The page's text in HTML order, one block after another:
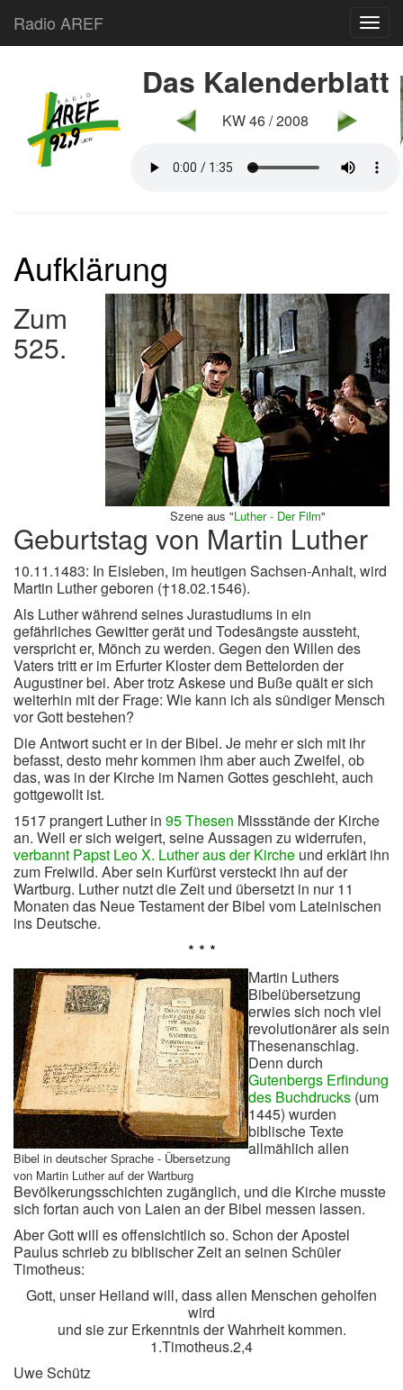
Radio AREF
Das Kalenderblatt
KW 46 / 2008
Aufklärung
Szene aus "Luther - Der Film"
Zum
525.
Geburtstag von Martin Luther
10.11.1483: In Eisleben, im heutigen Sachsen-Anhalt, wird
Martin Luther geboren (†18.02.1546).
Als Luther während seines Jurastudiums in ein
gefährliches Gewitter gerät und Todesängste aussteht,
verspricht er, Mönch zu werden. Gegen den Willen des
Vaters tritt er im Erfurter Kloster dem Bettelorden der
Augustiner bei. Aber trotz Askese und Buße quält er sich
weiterhin mit der Frage: Wie kann ich als sündiger Mensch
vor Gott bestehen?
Die Antwort sucht er in der Bibel. Je mehr er sich mit ihr
befasst, desto mehr kommen ihm aber auch Zweifel, ob
das, was in der Kirche im Namen Gottes geschieht, auch
gottgewollt ist.
1517 prangert Luther in 95 Thesen Missstände der Kirche
an. Weil er sich weigert, seine Aussagen zu widerrufen,
verbannt Papst Leo X. Luther aus der Kirche und erklärt ihn
zum Freiwild. Aber sein Kurfürst versteckt ihn auf der
Wartburg. Luther nutzt die Zeit und übersetzt in nur 11
Monaten das Neue Testament der Bibel vom Lateinischen
ins Deutsche.
* * *
Bibel in deutscher Sprache - Übersetzung
von Martin Luther auf der Wartburg
Martin Luthers
Bibelübersetzung
erwies sich noch viel
revolutionärer als sein
Thesenanschlag.
Denn durch
Gutenbergs Erfindung
des Buchdrucks (um
1445) wurden
biblische Texte
allmählich allen
Bevölkerungsschichten zugänglich, und die Kirche musste
sich fortan auch von Laien an der Bibel messen lassen.
Aber Gott will es offensichtlich so. Schon der Apostel
Paulus schrieb zu biblischer Zeit an seinen Schüler
Timotheus:
Gott, unser Heiland will, dass allen Menschen geholfen
wird
und sie zur Erkenntnis der Wahrheit kommen.
1.Timotheus.2,4
Uwe Schütz